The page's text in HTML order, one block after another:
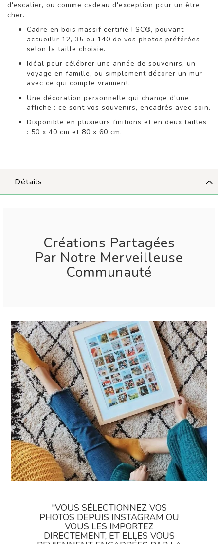
d'escalier, ou comme cadeau d'exception pour un être
cher.
Cadre en bois massif certifié FSC®, pouvant
accueillir 12, 35 ou 140 de vos photos préférées
selon la taille choisie.
Idéal pour célébrer une année de souvenirs, un
voyage en famille, ou simplement décorer un mur
avec ce qui compte vraiment.
Une décoration personnelle qui change d'une
affiche : ce sont vos souvenirs, encadrés avec soin.
Disponible en plusieurs finitions et en deux tailles
: 50 x 40 cm et 80 x 60 cm.
Détails
Créations Partagées
Par Notre Merveilleuse
Communauté
"VOUS SÉLECTIONNEZ VOS
PHOTOS DEPUIS INSTAGRAM OU
VOUS LES IMPORTEZ
DIRECTEMENT, ET ELLES VOUS